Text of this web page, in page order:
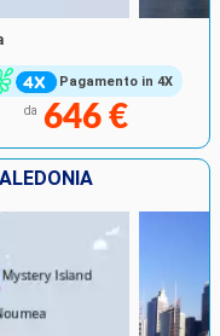
Pagamento in 4X
da 646 €